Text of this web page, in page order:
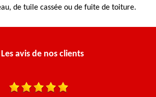
de tuile cassée ou de fuite de toiture.
Les avis de nos clients